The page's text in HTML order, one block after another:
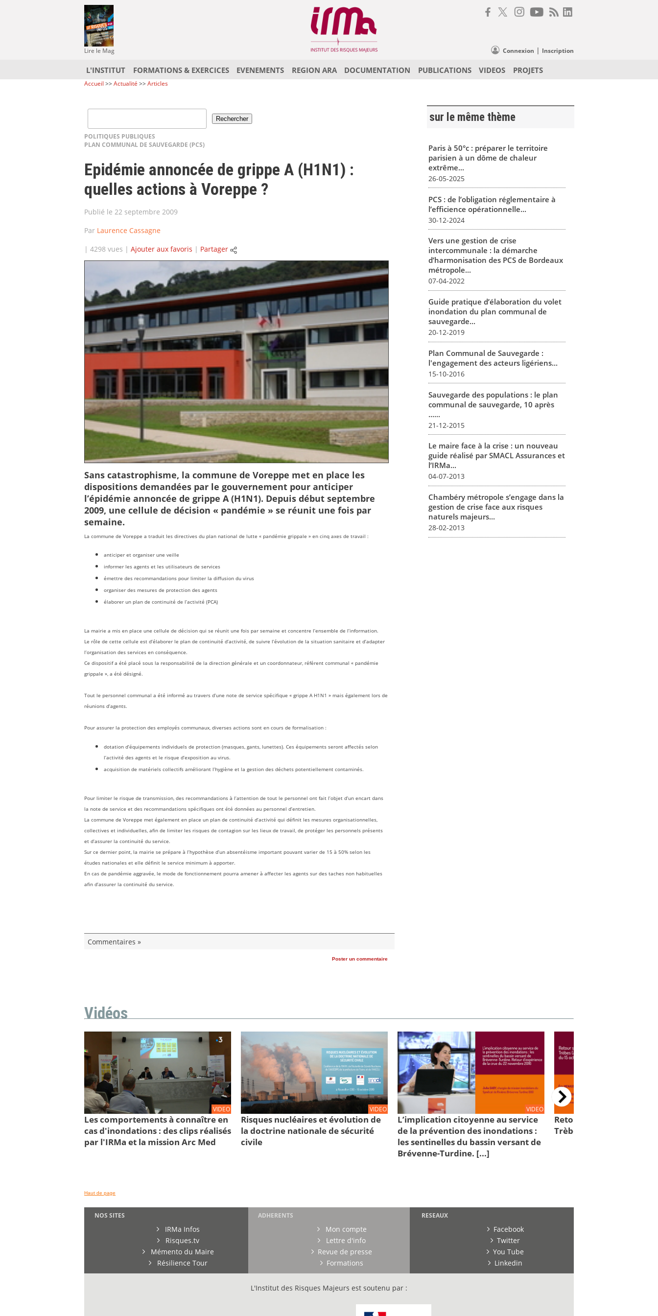
Lire le Mag Connexion | Inscription
L'INSTITUT FORMATIONS & EXERCICES EVENEMENTS REGION ARA DOCUMENTATION PUBLICATIONS VIDEOS PROJETS
Accueil >>Actualité >>Articles
POLITIQUES PUBLIQUES
PLAN COMMUNAL DE SAUVEGARDE (PCS)
Epidémie annoncée de grippe A (H1N1) :
quelles actions à Voreppe ?
Publié le 22 septembre 2009
Par Laurence Cassagne
| 4298 vues | Ajouter aux favoris | Partager
Sans catastrophisme, la commune de Voreppe met en place les
dispositions demandées par le gouvernement pour anticiper
l’épidémie annoncée de grippe A (H1N1). Depuis début septembre
2009, une cellule de décision « pandémie » se réunit une fois par
semaine.
La commune de Voreppe a traduit les directives du plan national de lutte « pandémie grippale » en cinq axes de travail :
anticiper et organiser une veille
informer les agents et les utilisateurs de services
émettre des recommandations pour limiter la diffusion du virus
organiser des mesures de protection des agents
élaborer un plan de continuité de l’activité (PCA)
La mairie a mis en place une cellule de décision qui se réunit une fois par semaine et concentre l’ensemble de l’information.
Le rôle de cette cellule est d’élaborer le plan de continuité d’activité, de suivre l’évolution de la situation sanitaire et d’adapter
l’organisation des services en conséquence.
Ce dispositif a été placé sous la responsabilité de la direction générale et un coordonnateur, référent communal « pandémie
grippale », a été désigné.
Tout le personnel communal a été informé au travers d’une note de service spécifique « grippe A H1N1 » mais également lors de
réunions d’agents.
Pour assurer la protection des employés communaux, diverses actions sont en cours de formalisation :
dotation d’équipements individuels de protection (masques, gants, lunettes). Ces équipements seront affectés selon
l’activité des agents et le risque d’exposition au virus.
acquisition de matériels collectifs améliorant l’hygiène et la gestion des déchets potentiellement contaminés.
Pour limiter le risque de transmission, des recommandations à l’attention de tout le personnel ont fait l’objet d’un encart dans
la note de service et des recommandations spécifiques ont été données au personnel d’entretien.
La commune de Voreppe met également en place un plan de continuité d’activité qui définit les mesures organisationnelles,
collectives et individuelles, afin de limiter les risques de contagion sur les lieux de travail, de protéger les personnels présents
et d’assurer la continuité du service.
Sur ce dernier point, la mairie se prépare à l’hypothèse d’un absentéisme important pouvant varier de 15 à 50% selon les
études nationales et elle définit le service minimum à apporter.
En cas de pandémie aggravée, le mode de fonctionnement pourra amener à affecter les agents sur des taches non habituelles
afin d’assurer la continuité du service.
Commentaires »
Poster un commentaire
sur le même thème
Paris à 50°c : préparer le territoire
parisien à un dôme de chaleur
extrême...
26-05-2025
PCS : de l’obligation réglementaire à
l’efficience opérationnelle...
30-12-2024
Vers une gestion de crise
intercommunale : la démarche
d’harmonisation des PCS de Bordeaux
métropole...
07-04-2022
Guide pratique d’élaboration du volet
inondation du plan communal de
sauvegarde...
20-12-2019
Plan Communal de Sauvegarde :
l'engagement des acteurs ligériens...
15-10-2016
Sauvegarde des populations : le plan
communal de sauvegarde, 10 après
......
21-12-2015
Le maire face à la crise : un nouveau
guide réalisé par SMACL Assurances et
l’IRMa...
04-07-2013
Chambéry métropole s’engage dans la
gestion de crise face aux risques
naturels majeurs...
28-02-2013
Vidéos
VIDEO
Les comportements à connaître en
cas d'inondations : des clips réalisés
par l'IRMa et la mission Arc Med
VIDEO
Risques nucléaires et évolution de
la doctrine nationale de sécurité
civile
VIDEO
L’implication citoyenne au service
de la prévention des inondations :
les sentinelles du bassin versant de
Brévenne-Turdine. [...]
Retour sur les
Trèbes (Aude), du 15
Haut de page
NOS SITES
IRMa Infos
Risques.tv
Mémento du Maire
Résilience Tour
ADHERENTS
Mon compte
Lettre d'info
Revue de presse
Formations
RESEAUX
Facebook
Twitter
You Tube
Linkedin
L'Institut des Risques Majeurs est soutenu par :